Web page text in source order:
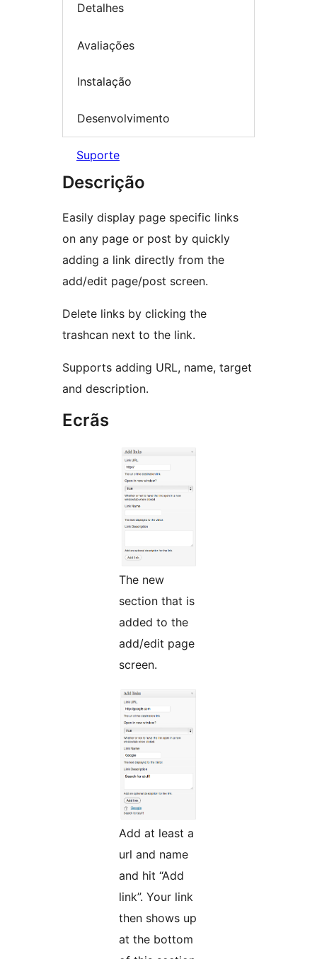
Detalhes
Avaliações
Instalação
Desenvolvimento
Suporte
Descrição
Easily display page specific links
on any page or post by quickly
adding a link directly from the
add/edit page/post screen.
Delete links by clicking the
trashcan next to the link.
Supports adding URL, name, target
and description.
Ecrãs
The new
section that is
added to the
add/edit page
screen.
Add at least a
url and name
and hit “Add
link”. Your link
then shows up
at the bottom